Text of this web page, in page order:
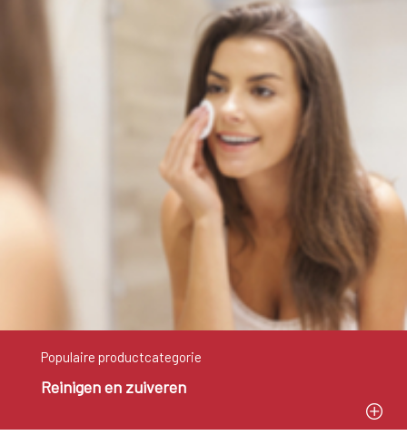
Populaire productcategorie
Reinigen en zuiveren